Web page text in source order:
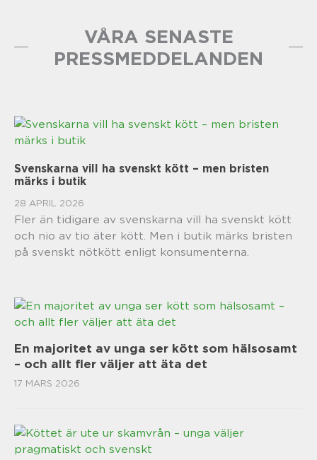
VÅRA SENASTE
PRESSMEDDELANDEN
Svenskarna vill ha svenskt kött – men bristen
märks i butik
28 APRIL 2026
Fler än tidigare av svenskarna vill ha svenskt kött
och nio av tio äter kött. Men i butik märks bristen
på svenskt nötkött enligt konsumenterna.
En majoritet av unga ser kött som hälsosamt
– och allt fler väljer att äta det
17 MARS 2026